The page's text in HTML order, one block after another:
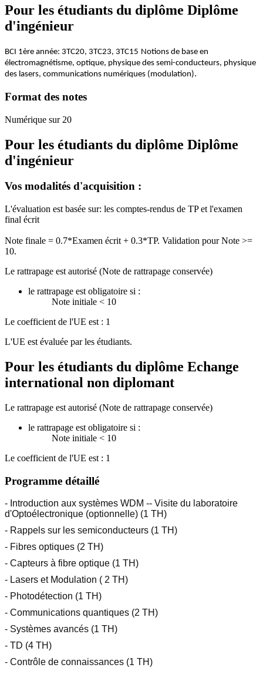
Pour les étudiants du diplôme Diplôme
d'ingénieur
BCI 1ère année: 3TC20, 3TC23, 3TC15 Notions de base en
électromagnétisme, optique, physique des semi-conducteurs, physique
des lasers, communications numériques (modulation).
Format des notes
Numérique sur 20
Pour les étudiants du diplôme Diplôme
d'ingénieur
Vos modalités d'acquisition :
L'évaluation est basée sur: les comptes-rendus de TP et l'examen
final écrit
Note finale = 0.7*Examen écrit + 0.3*TP. Validation pour Note >=
10.
Le rattrapage est autorisé (Note de rattrapage conservée)
le rattrapage est obligatoire si :
Note initiale < 10
Le coefficient de l'UE est : 1
L'UE est évaluée par les étudiants.
Pour les étudiants du diplôme Echange
international non diplomant
Le rattrapage est autorisé (Note de rattrapage conservée)
le rattrapage est obligatoire si :
Note initiale < 10
Le coefficient de l'UE est : 1
Programme détaillé
- Introduction aux systèmes WDM -- Visite du laboratoire
d'Optoélectronique (optionnelle) (1 TH)
- Rappels sur les semiconducteurs (1 TH)
- Fibres optiques (2 TH)
- Capteurs à fibre optique (1 TH)
- Lasers et Modulation ( 2 TH)
- Photodétection (1 TH)
- Communications quantiques (2 TH)
- Systèmes avancés (1 TH)
- TD (4 TH)
- Contrôle de connaissances (1 TH)